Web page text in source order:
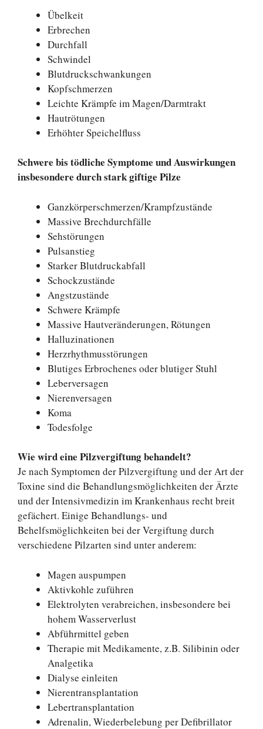
Übelkeit
Erbrechen
Durchfall
Schwindel
Blutdruckschwankungen
Kopfschmerzen
Leichte Krämpfe im Magen/Darmtrakt
Hautrötungen
Erhöhter Speichelfluss
Schwere bis tödliche Symptome und Auswirkungen
insbesondere durch stark giftige Pilze
Ganzkörperschmerzen/Krampfzustände
Massive Brechdurchfälle
Sehstörungen
Pulsanstieg
Starker Blutdruckabfall
Schockzustände
Angstzustände
Schwere Krämpfe
Massive Hautveränderungen, Rötungen
Halluzinationen
Herzrhythmusstörungen
Blutiges Erbrochenes oder blutiger Stuhl
Leberversagen
Nierenversagen
Koma
Todesfolge
Wie wird eine Pilzvergiftung behandelt?
Je nach Symptomen der Pilzvergiftung und der Art der
Toxine sind die Behandlungsmöglichkeiten der Ärzte
und der Intensivmedizin im Krankenhaus recht breit
gefächert. Einige Behandlungs- und
Behelfsmöglichkeiten bei der Vergiftung durch
verschiedene Pilzarten sind unter anderem:
Magen auspumpen
Aktivkohle zuführen
Elektrolyten verabreichen, insbesondere bei
hohem Wasserverlust
Abführmittel geben
Therapie mit Medikamente, z.B. Silibinin oder
Analgetika
Dialyse einleiten
Nierentransplantation
Lebertransplantation
Adrenalin, Wiederbelebung per Defibrillator